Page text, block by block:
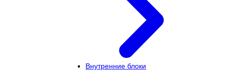
Внутренние блоки